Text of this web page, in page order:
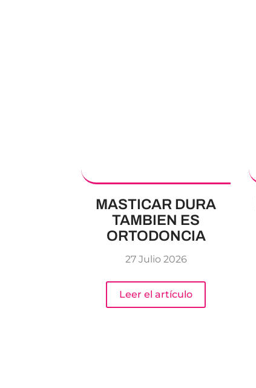
MASTICAR DURA
TAMBIEN ES
ORTODONCIA
27 Julio 2026
Leer el artículo